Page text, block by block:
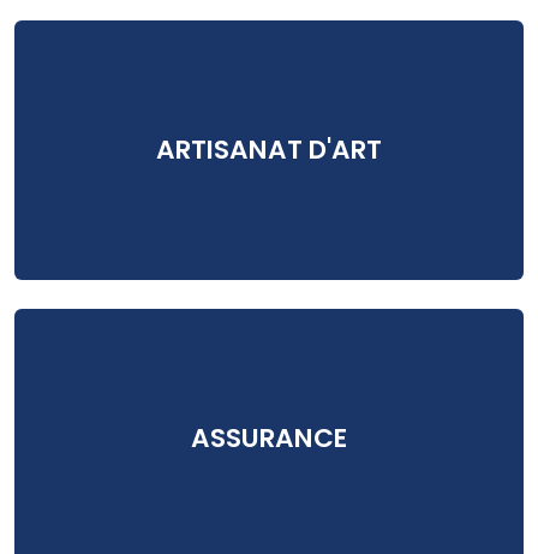
ARTISANAT D'ART
ASSURANCE